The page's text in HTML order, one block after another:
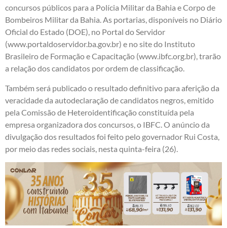
concursos públicos para a Polícia Militar da Bahia e Corpo de
Bombeiros Militar da Bahia. As portarias, disponíveis no Diário
Oficial do Estado (DOE), no Portal do Servidor
(www.portaldoservidor.ba.gov.br) e no site do Instituto
Brasileiro de Formação e Capacitação (www.ibfc.org.br), trarão
a relação dos candidatos por ordem de classificação.
Também será publicado o resultado definitivo para aferição da
veracidade da autodeclaração de candidatos negros, emitido
pela Comissão de Heteroidentificação constituída pela
empresa organizadora dos concursos, o IBFC. O anúncio da
divulgação dos resultados foi feito pelo governador Rui Costa,
por meio das redes sociais, nesta quinta-feira (26).